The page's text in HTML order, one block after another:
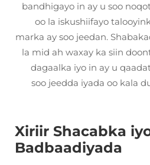
bandhigayo in ay u soo
oo la iskushiifayo
marka ay soo jeedan.
la mid ah waxay ka siin
dagaalka iyo in ay u
soo jeedda iyada oo kala
Xiriir Shacabka
Badbaadiyada